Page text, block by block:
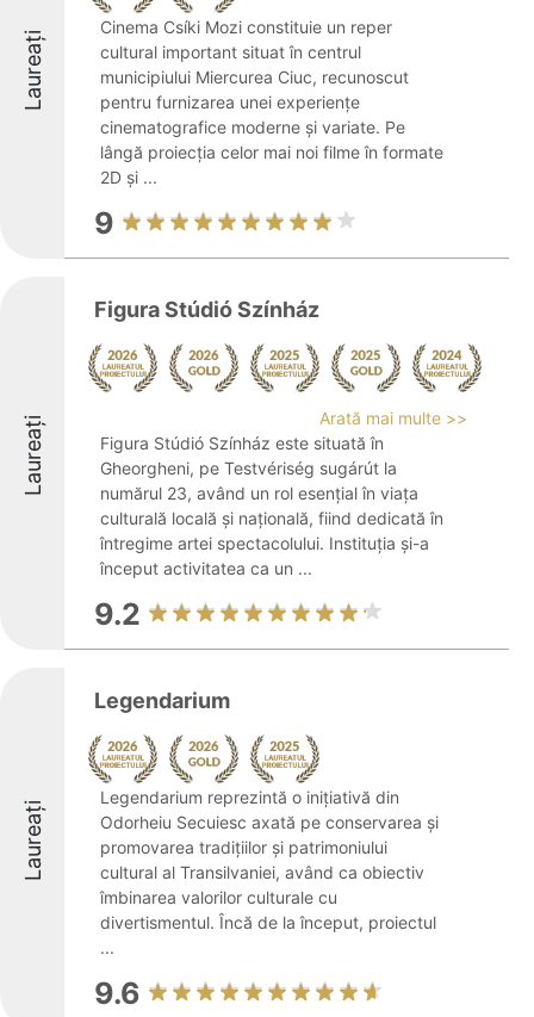
Laureați
Cinema Csíki Mozi constituie un reper
cultural important situat în centrul
municipiului Miercurea Ciuc, recunoscut
pentru furnizarea unei experiențe
cinematografice moderne și variate. Pe
lângă proiecția celor mai noi filme în formate
2D și ...
9
Laureați
Figura Stúdió Színház
Arată mai multe >>
Figura Stúdió Színház este situată în
Gheorgheni, pe Testvériség sugárút la
numărul 23, având un rol esențial în viața
culturală locală și națională, fiind dedicată în
întregime artei spectacolului. Instituția și-a
început activitatea ca un ...
9.2
Laureați
Legendarium
Legendarium reprezintă o inițiativă din
Odorheiu Secuiesc axată pe conservarea și
promovarea tradițiilor și patrimoniului
cultural al Transilvaniei, având ca obiectiv
îmbinarea valorilor culturale cu
divertismentul. Încă de la început, proiectul
...
9.6